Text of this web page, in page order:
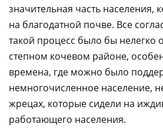
значительная часть населения,
на благодатной почве. Все
такой процесс было бы нелегко
степном кочевом районе,
времена, где можно было
немногочисленное население,
жрецах, которые сидели на
работающего населения.